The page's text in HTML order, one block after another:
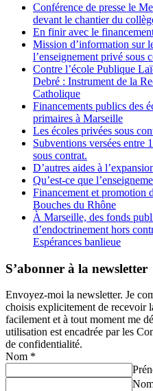
Conférence de presse le
devant le chantier du
En finir avec le
Mission d’information sur
l’enseignement privé sous
Contre l’école Publique
Debré : Instrument de la
Catholique
Financements publics des
primaires à Marseille
Les écoles privées sous
Subventions versées entre
sous contrat.
D’autres aides à
Qu’est-ce que
Financement et promotion
Bouches du Rhône
À Marseille, des fonds
d’endoctrinement hors
Espérances banlieue
S’abonner à la newsletter
Envoyez-moi la newsletter. Je
choisis explicitement de recevoir
facilement et à tout moment me
utilisation est encadrée par les
de confidentialité.
Nom *